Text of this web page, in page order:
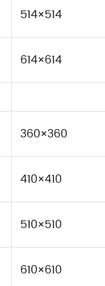
514×514
614×614
360×360
410×410
510×510
610×610